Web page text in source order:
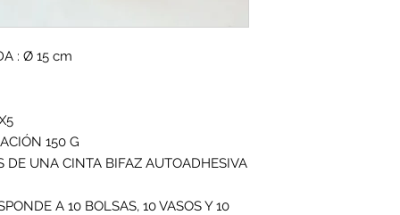
: Ø 15 cm
150 G
DE UNA CINTA BIFAZ AUTOADHESIVA
A 10 BOLSAS, 10 VASOS Y 10